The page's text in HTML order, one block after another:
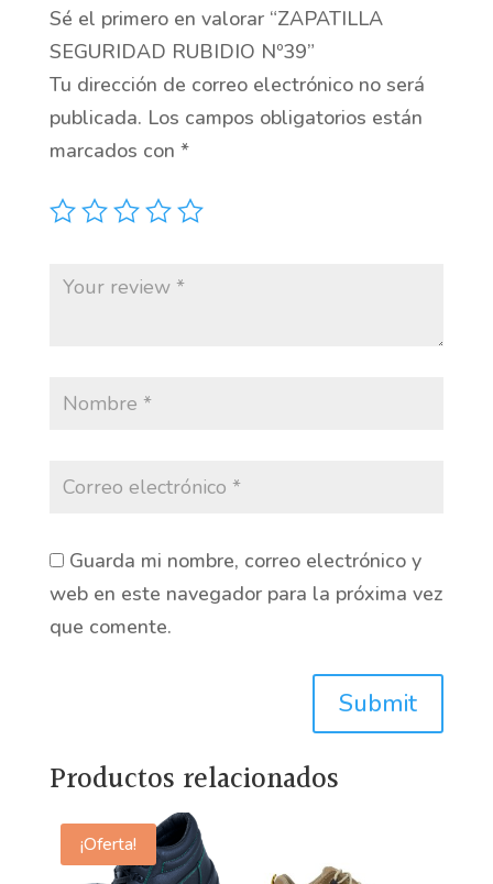
Sé el primero en valorar “ZAPATILLA
SEGURIDAD RUBIDIO Nº39”
Tu dirección de correo electrónico no será
publicada. Los campos obligatorios están
marcados con *
Guarda mi nombre, correo electrónico y
web en este navegador para la próxima vez
que comente.
Submit
Productos relacionados
¡Oferta!